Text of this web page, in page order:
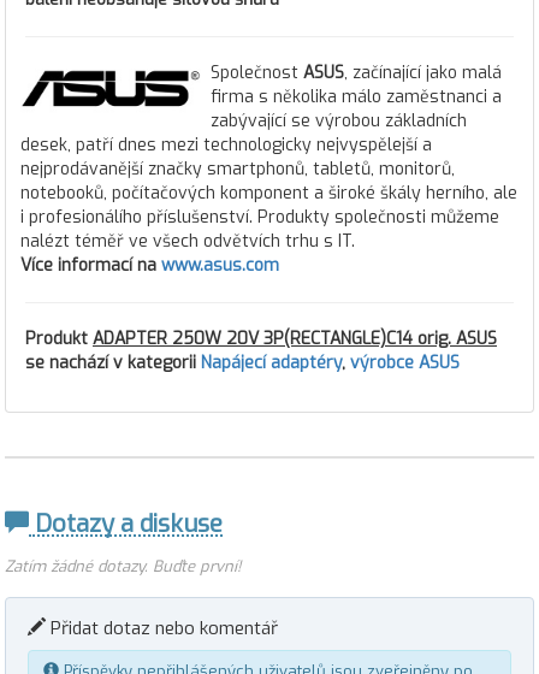
Společnost ASUS, začínající jako malá
firma s několika málo zaměstnanci a
zabývající se výrobou základních
desek, patří dnes mezi technologicky nejvyspělejší a
nejprodávanější značky smartphonů, tabletů, monitorů,
notebooků, počítačových komponent a široké škály herního, ale
i profesionálího příslušenství. Produkty společnosti můžeme
nalézt téměř ve všech odvětvích trhu s IT.
Více informací na www.asus.com
Produkt ADAPTER 250W 20V 3P(RECTANGLE)C14 orig. ASUS
se nachází v kategorii Napájecí adaptéry, výrobce ASUS
Dotazy a diskuse
Zatím žádné dotazy. Buďte první!
Přidat dotaz nebo komentář